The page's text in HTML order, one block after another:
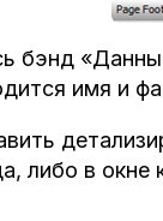
бэнд
имя и
либо в окне